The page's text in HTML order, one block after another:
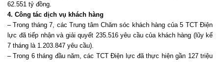
62.551 tỷ đồng.
4. Công tác dịch vụ khách hàng
– Trong tháng 7, các Trung tâm Chăm sóc khách hàng của 5 TCT Điện
lực đã tiếp nhận và giải quyết 235.516 yêu cầu của khách hàng (lũy kế
7 tháng là 1.203.847 yêu cầu).
– Trong 6 tháng đầu năm, các TCT Điện lực đã thực hiện gần 127 triệu